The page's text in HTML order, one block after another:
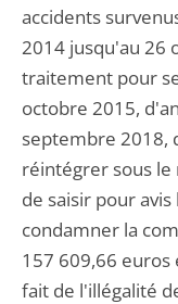
accidents
2014 jusqu'au 26
traitement pour
octobre 2015,
septembre 2018,
réintégrer sous le
de saisir pour
condamner la
157 609,66
fait de l'illégalité